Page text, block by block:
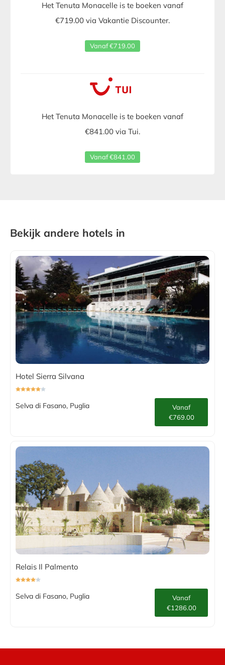
Het Tenuta Monacelle is te boeken vanaf
€719.00 via Vakantie Discounter.
Vanaf €719.00
Het Tenuta Monacelle is te boeken vanaf
€841.00 via Tui.
Vanaf €841.00
Bekijk andere hotels in
Hotel Sierra Silvana
Selva di Fasano, Puglia
Vanaf
€769.00
Relais Il Palmento
Selva di Fasano, Puglia
Vanaf
€1286.00